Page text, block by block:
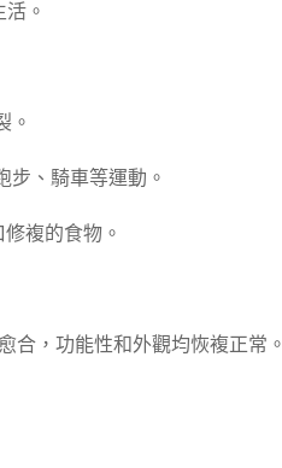
。
。
步、騎車等運動。
複的食物。
合，功能性和外觀均恢複正常。